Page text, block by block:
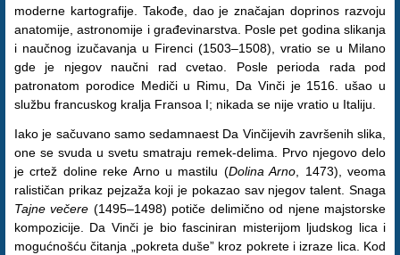
moderne kartografije. Takođe, dao je značajan doprinos razvoju
anatomije, astronomije i građevinarstva. Posle pet godina slikanja
i naučnog izučavanja u Firenci (1503–1508), vratio se u Milano
gde je njegov naučni rad cvetao. Posle perioda rada pod
patronatom porodice Mediči u Rimu, Da Vinči je 1516. ušao u
službu francuskog kralja Fransoa I; nikada se nije vratio u Italiju.
Iako je sačuvano samo sedamnaest Da Vinčijevih završenih slika,
one se svuda u svetu smatraju remek-delima. Prvo njegovo delo
je crtež doline reke Arno u mastilu (Dolina Arno , 1473), veoma
ralističan prikaz pejzaža koji je pokazao sav njegov talent. Snaga
Tajne večere (1495–1498) potiče delimično od njene majstorske
kompozicije. Da Vinči je bio fasciniran misterijom ljudskog lica i
mogućnošću čitanja „pokreta duše” kroz pokrete i izraze lica. Kod